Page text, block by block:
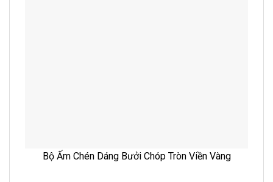
Bộ Ấm Chén Dáng Bưởi Chóp Tròn Viền Vàng